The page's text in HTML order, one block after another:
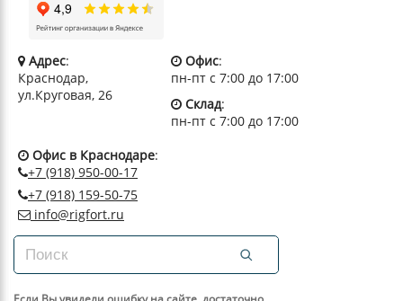
Адрес:
Краснодар,
ул.Круговая, 26
Офис:
пн-пт с 7:00 до 17:00
Склад:
пн-пт с 7:00 до 17:00
Офис в Краснодаре:
+7 (918) 950-00-17
+7 (918) 159-50-75
info@rigfort.ru